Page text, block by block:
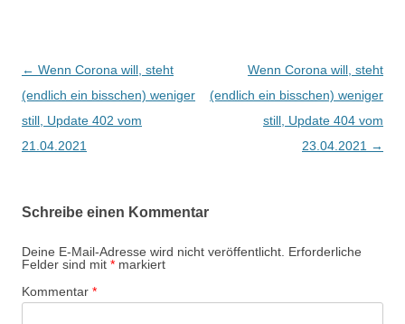
Beitragsnavigation
← Wenn Corona will, steht
(endlich ein bisschen) weniger
still, Update 402 vom
21.04.2021
Wenn Corona will, steht
(endlich ein bisschen) weniger
still, Update 404 vom
23.04.2021 →
Schreibe einen Kommentar
Deine E-Mail-Adresse wird nicht veröffentlicht. Erforderliche
Felder sind mit * markiert
Kommentar *